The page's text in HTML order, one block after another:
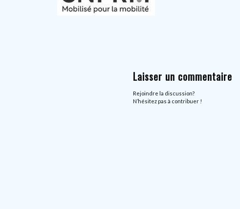
Laisser un commentaire
Rejoindre la discussion?
N’hésitez pas à contribuer !